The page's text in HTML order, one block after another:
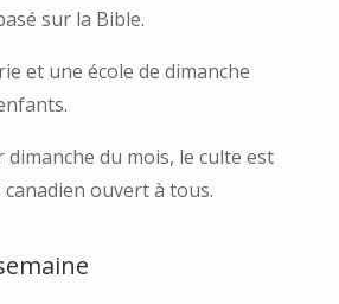
sur la Bible.
et une école de dimanche
dimanche du mois, le culte est
ouvert à tous.